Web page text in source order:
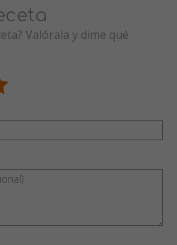
Valórala y dime qué